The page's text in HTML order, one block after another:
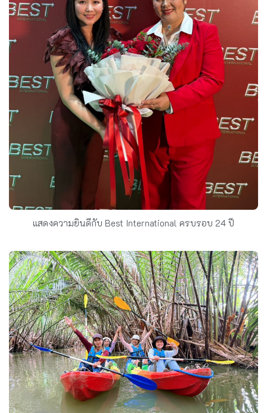
แสดงความยินดีกับ Best International ครบรอบ 24 ปี